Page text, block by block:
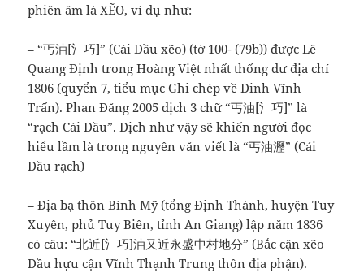
phiên âm là XẼO, ví dụ như:
– “丐油[氵巧]” (Cái Dầu xẽo) (tờ 100- (79b)) được Lê
Quang Định trong Hoàng Việt nhất thống dư địa chí
1806 (quyển 7, tiểu mục Ghi chép về Dinh Vĩnh
Trấn). Phan Đăng 2005 dịch 3 chữ “丐油[氵巧]” là
“rạch Cái Dầu”. Dịch như vậy sẽ khiến người đọc
hiểu lầm là trong nguyên văn viết là “丐油瀝” (Cái
Dầu rạch)
– Địa bạ thôn Bình Mỹ (tổng Định Thành, huyện Tuy
Xuyên, phủ Tuy Biên, tỉnh An Giang) lập năm 1836
có câu: “北近[氵巧]油又近永盛中村地分” (Bắc cận xẽo
Dầu hựu cận Vĩnh Thạnh Trung thôn địa phận).